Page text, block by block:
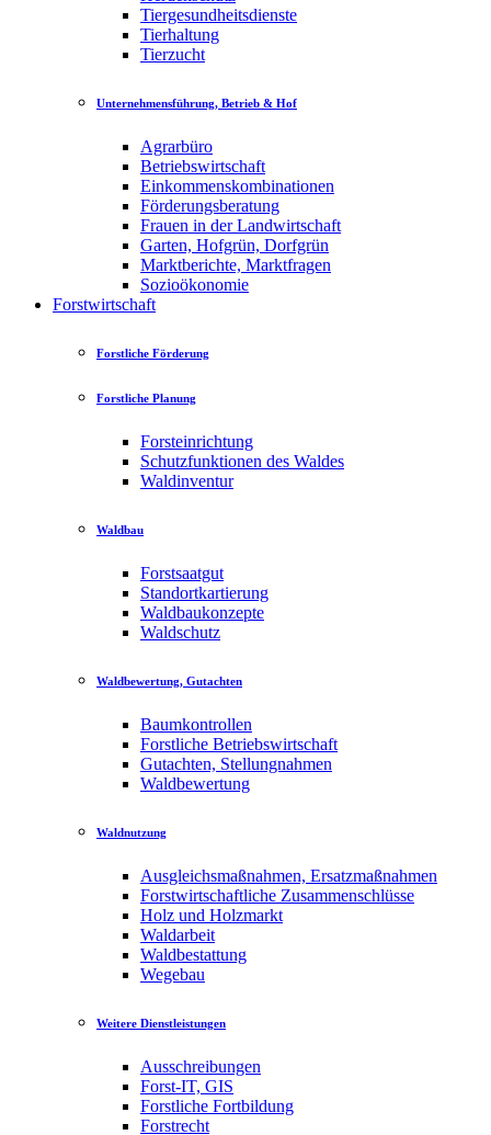
Tiergesundheitsdienste
Tierhaltung
Tierzucht
Unternehmensführung, Betrieb & Hof
Agrarbüro
Betriebswirtschaft
Einkommenskombinationen
Förderungsberatung
Frauen in der Landwirtschaft
Garten, Hofgrün, Dorfgrün
Marktberichte, Marktfragen
Sozioökonomie
Forstwirtschaft
Forstliche Förderung
Forstliche Planung
Forsteinrichtung
Schutzfunktionen des Waldes
Waldinventur
Waldbau
Forstsaatgut
Standortkartierung
Waldbaukonzepte
Waldschutz
Waldbewertung, Gutachten
Baumkontrollen
Forstliche Betriebswirtschaft
Gutachten, Stellungnahmen
Waldbewertung
Waldnutzung
Ausgleichsmaßnahmen, Ersatzmaßnahmen
Forstwirtschaftliche Zusammenschlüsse
Holz und Holzmarkt
Waldarbeit
Waldbestattung
Wegebau
Weitere Dienstleistungen
Ausschreibungen
Forst-IT, GIS
Forstliche Fortbildung
Forstrecht